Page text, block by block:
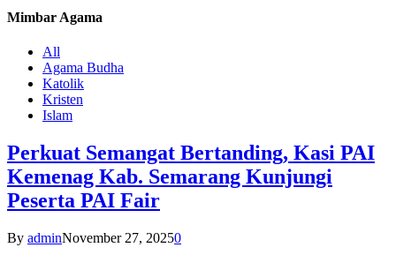
Mimbar Agama
All
Agama Budha
Katolik
Kristen
Islam
Perkuat Semangat Bertanding, Kasi PAI
Kemenag Kab. Semarang Kunjungi
Peserta PAI Fair
By adminNovember 27, 20250